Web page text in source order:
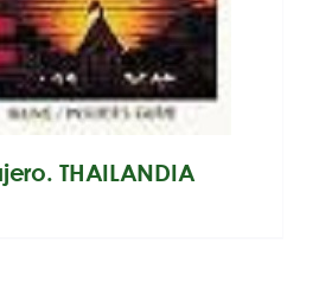
THAILANDIA